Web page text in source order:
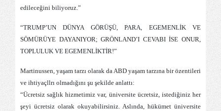
edileceğini biliyoruz.”
“TRUMP’UN DÜNYA GÖRÜŞÜ, PARA, EGEMENLİK VE
SÖMÜRÜYE DAYANIYOR; GRÖNLAND’I CEVABI İSE ONUR,
TOPLULUK VE EGEMENLİKTİR!”
Martinussen, yaşam tarzı olarak da ABD yaşam tarzına bir özentileri
ve ihtiyaçllrı olmadığını şu şekilde anlattı:
“Ücretsiz sağlık hizmetimiz var, üniversite ücretsiz, istediğiniz her
şeyi ücretsiz olarak okuyabilirsiniz. Aslında, hükümet üniversite